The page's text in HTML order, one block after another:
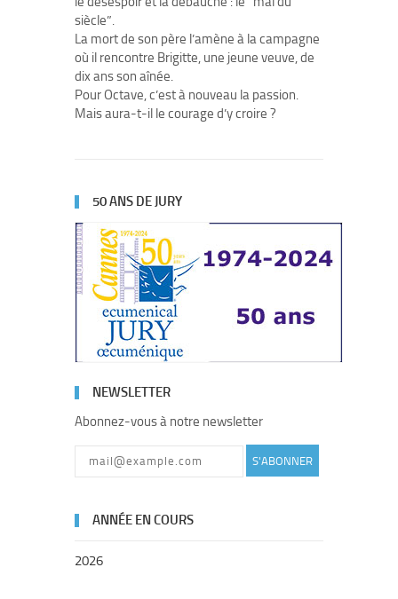
siècle”.
La mort de son père l’amène à la campagne
où il rencontre Brigitte, une jeune veuve, de
dix ans son aînée.
Pour Octave, c’est à nouveau la passion.
Mais aura-t-il le courage d’y croire ?
50 ANS DE JURY
NEWSLETTER
Abonnez-vous à notre newsletter
S'ABONNER
ANNÉE EN COURS
2026